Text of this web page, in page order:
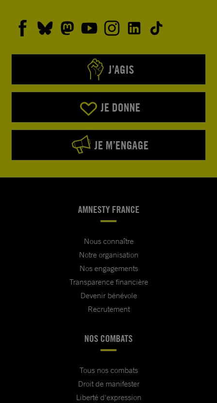
J’AGIS
JE DONNE
JE M’ENGAGE
AMNESTY FRANCE
Nous connaître
Notre organisation
Nos engagements
Transparence financière
Devenir bénévole
Recrutement
NOS COMBATS
Tous nos combats
Droit de manifester
Liberté d'expression